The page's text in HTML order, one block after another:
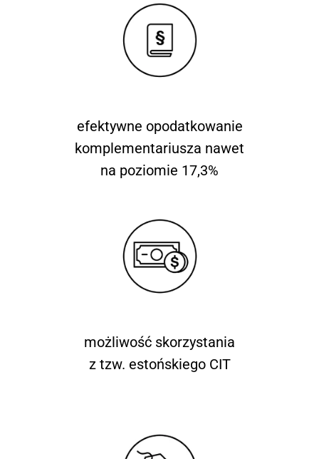
efektywne opodatkowanie
komplementariusza nawet
na poziomie 17,3%
możliwość skorzystania
z tzw. estońskiego CIT